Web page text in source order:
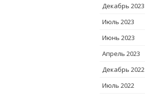
Декабрь 2023
Июль 2023
Июнь 2023
Апрель 2023
Декабрь 2022
Июль 2022